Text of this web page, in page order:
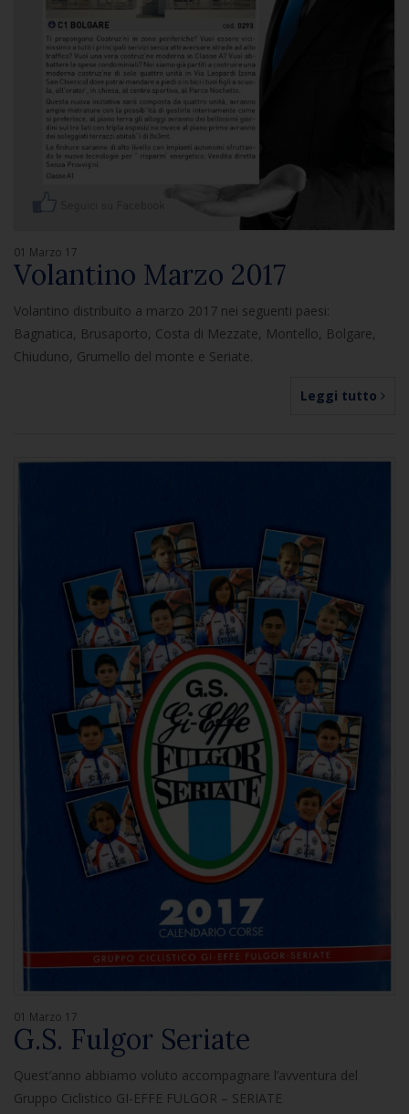
01 Marzo 17
Volantino Marzo 2017
Volantino distribuito a marzo 2017 nei seguenti paesi:
Bagnatica, Brusaporto, Costa di Mezzate, Montello, Bolgare,
Chiuduno, Grumello del monte e Seriate.
Leggi tutto
01 Marzo 17
G.S. Fulgor Seriate
Quest’anno abbiamo voluto accompagnare l’avventura del
Gruppo Ciclistico GI-EFFE FULGOR – SERIATE